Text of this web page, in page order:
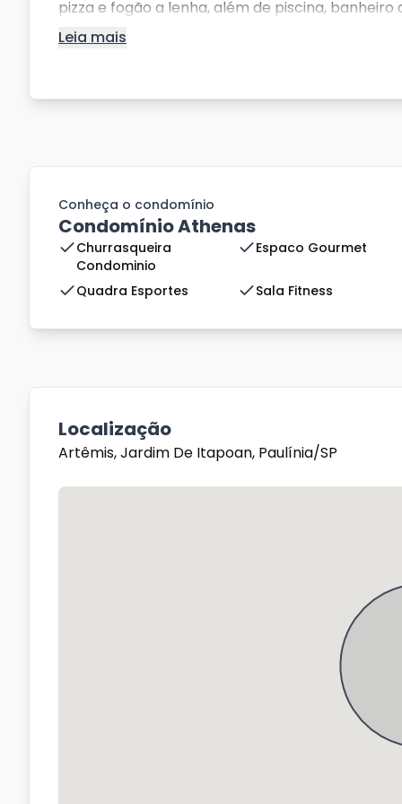
pizza e fogão a lenha, além de piscina, banheiro
Leia mais
Conheça o condomínio
Condomínio Athenas
Churrasqueira
Condominio
Espaco Gourmet
Quadra Esportes Sala Fitness
Localização
Artêmis, Jardim De Itapoan, Paulínia/SP